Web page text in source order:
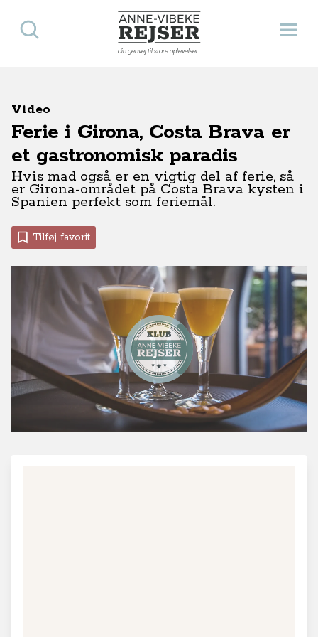
Anne-Vibeke Rejser
din genvej til store oplevelser
Åbn
Søg
Video
Ferie i Girona, Costa Brava er
et gastronomisk paradis
Hvis mad også er en vigtig del af ferie, så
er Girona-området på Costa Brava kysten i
Spanien perfekt som feriemål.
Tilføj favorit